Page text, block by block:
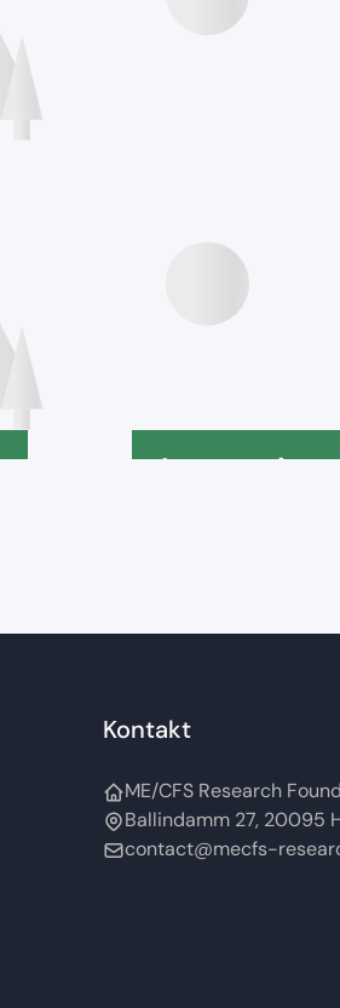
Kontakt
ME/CFS Research
Ballindamm 27, 20095
contact@mecfs-